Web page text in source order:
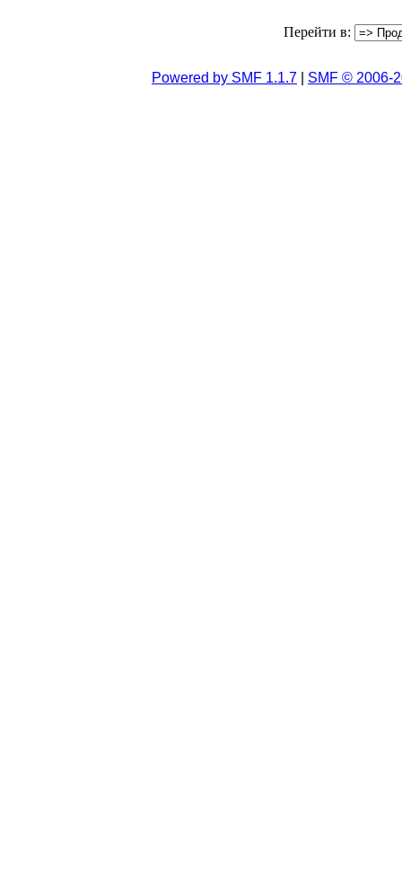
Перейти в:
Powered by SMF 1.1.7 SMF © 2006-